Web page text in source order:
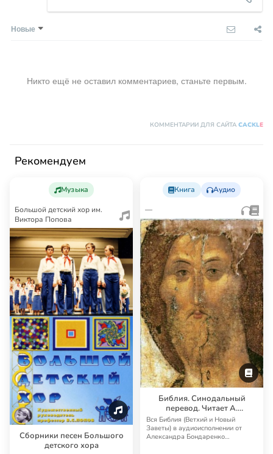
Новые
Никто ещё не оставил комментариев, станьте первым.
КОММЕНТАРИИ ДЛЯ САЙТА CACKLE
Рекомендуем
Музыка
Большой детский хор им.
Виктора Попова
Сборники песен Большого
детского хора
Книга Аудио
—
Библия. Синодальный
перевод. Читает А.
Бондаренко и И.
Прудовский
Вся Библия (Ветхий и Новый
Заветы) в аудиоисполнении от
Александра Бондаренко